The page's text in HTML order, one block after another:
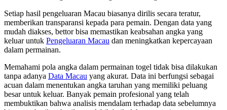
Setiap hasil pengeluaran Macau biasanya dirilis secara teratur,
memberikan transparansi kepada para pemain. Dengan data yang
mudah diakses, bettor bisa memastikan keabsahan angka yang
keluar untuk Pengeluaran Macau dan meningkatkan kepercayaan
dalam permainan.
Memahami pola angka dalam permainan togel tidak bisa dilakukan
tanpa adanya Data Macau yang akurat. Data ini berfungsi sebagai
acuan dalam menentukan angka taruhan yang memiliki peluang
besar untuk keluar. Banyak pemain profesional yang telah
membuktikan bahwa analisis mendalam terhadap data sebelumnya